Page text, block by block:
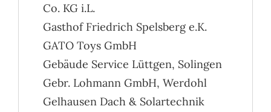
Co. KG i.L.
Gasthof Friedrich Spelsberg e.K.
GATO Toys GmbH
Gebäude Service Lüttgen, Solingen
Gebr. Lohmann GmbH, Werdohl
Gelhausen Dach & Solartechnik